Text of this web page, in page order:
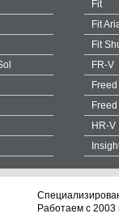
Fit
Fit
Fit
FR-V
Freed
HR-V
Работаем с 2003